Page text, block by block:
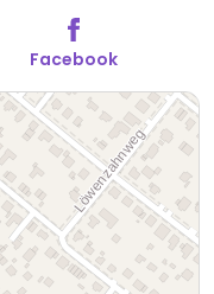
Facebook